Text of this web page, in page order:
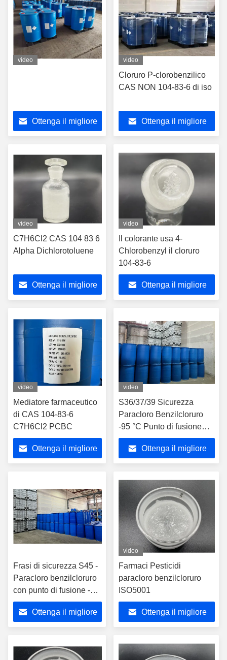
video
Ottenga il migliore
video
Cloruro P-clorobenzilico
CAS NON 104-83-6 di iso
Ottenga il migliore
video
C7H6Cl2 CAS 104 83 6
Alpha Dichlorotoluene
Ottenga il migliore
video
Il colorante usa 4-
Chlorobenzyl il cloruro
104-83-6
Ottenga il migliore
video
Mediatore farmaceutico
di CAS 104-83-6
C7H6Cl2 PCBC
Ottenga il migliore
video
S36/37/39 Sicurezza
Paracloro Benzilcloruro
-95 °C Punto di fusione
Numero CAS 104-83-6
Ottenga il migliore
Frasi di sicurezza S45 -
Paracloro benzilcloruro
con punto di fusione -95
°C
Ottenga il migliore
video
Farmaci Pesticidi
paracloro benzilcloruro
ISO5001
Ottenga il migliore